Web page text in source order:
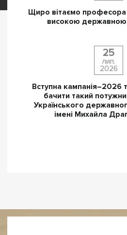
Щиро вітаємо професора
високою державною
25
лип.
2026
Вступна кампанія–2026
бачити такий
Українського
імені Михайла